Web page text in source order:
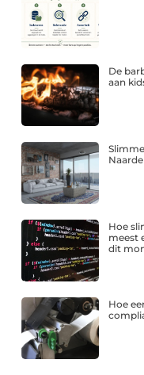
De
aan
Hoe
meest
dit
Hoe